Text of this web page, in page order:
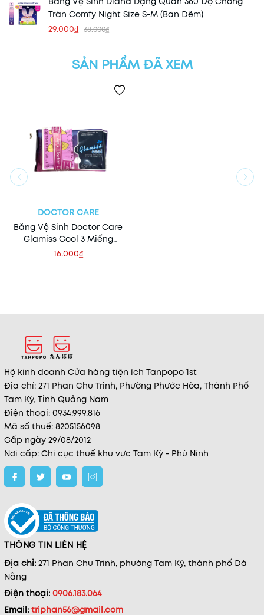
Tràn Comfy Night Size S-M (Ban Đêm)
29.000₫ 38.000₫
SẢN PHẨM ĐÃ XEM
DOCTOR CARE
Băng Vệ Sinh Doctor Care
Glamiss Cool 3 Miếng
(Ban Đêm)
16.000₫
Hộ kinh doanh Cửa hàng tiện ích Tanpopo 1st
Địa chỉ: 271 Phan Chu Trinh, Phường Phước Hòa, Thành Phố
Tam Kỳ, Tỉnh Quảng Nam
Điện thoại: 0934.999.816
Mã số thuế: 8205156098
Cấp ngày 29/08/2012
Nơi cấp: Chi cục thuế khu vực Tam Kỳ - Phú Ninh
THÔNG TIN LIÊN HỆ
Địa chỉ: 271 Phan Chu Trinh, phường Tam Kỳ, thành phố Đà
Nẵng
Điện thoại: 0906.183.064
Email: triphan56@gmail.com